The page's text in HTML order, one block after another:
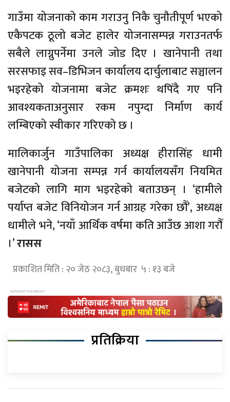
गाउँमा योजनाको काम गराउनु निकै चुनौतीपूर्ण भएको
एकैपटक ठूलो बजेट हालेर योजनासम्पन्न गराउनतर्फ
सबैले लाग्नुपर्नेमा उनले जोड दिए । खानेपानी तथा
सरसफाइ सव–डिभिजन कार्यालय दार्चुलाबाट सञ्चालन
भइरहेको योजनामा बजेट क्रमशः थपिँदै गए पनि
आवश्यकताअनुसार रकम नपुग्दा निर्माण कार्य
लम्बिएको स्वीकार गरिएको छ ।
मालिकार्जुन गाउँपालिका अध्यक्ष हीरासिंह धामी
खानेपानी योजना सम्पन्न गर्न कार्यालयसँग नियमित
बजेटको लागि माग भइरहेको बताउछन् । ‘हामीले
पर्याप्त बजेट विनियोजन गर्न आग्रह गरेका छौँ’, अध्यक्ष
धामीले भने, ‘नयाँ आर्थिक वर्षमा कति आउँछ आशा गरौँ
।’रासस
प्रकाशित मिति : २० जेठ २०८३, बुधबार ५ : १३ बजे
प्रतिक्रिया